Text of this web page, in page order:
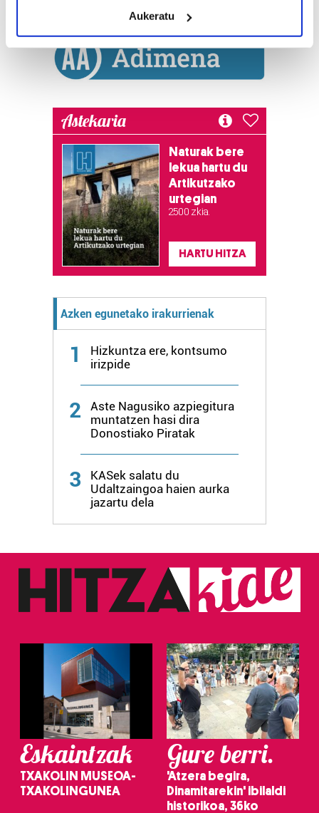
Identify your device by actively scanning it for
specific characteristics (fingerprinting)
Find out more about how your personal data is processed
and set your preferences in the
Guk eta gure bazkideek zure datu pertsonalak
prozesatzen ditugu, zure IP zenbakia, besteak beste,
pertsonalizatuak eskaintzeko, iragarkiak eta edukia
neurtzeko, jendeari buruzko informazioa biltzeko eta
produktuak garatzeko. Zure datuak nork eta zertarako
erabiltzen dituen hauta dezakezu.
Bazkide batzuek ez dizute baimenik eskatzen, eta beren
interes komertzial legitimoetan babesten dira. Ikusi gure
bazkideen zerrenda, beren ustez zein helburutarako
duten interes legitimoa eta horren aurka nola egin
dezakezun ikusteko.
Lortu zure datu pertsonalak prozesatzeko moduari
buruzko informazio gehiago eta ezarri zure lehentasunak
Webgune honek cookie propioak eta hirugarrenen cookie-
baliatzen gara. Ohar hau onartuz gero, teknologia hori
erabiltzeko baimen esplizitua ematen diguzu.
Aukeratu
Astekaria
Naturak bere
lekua hartu du
Artikutzako
urtegian
2.500 zkia.
HARTU HITZA
Azken egunetako irakurrienak
1
Hizkuntza ere, kontsumo
irizpide
2
Aste Nagusiko azpiegitura
muntatzen hasi dira
Donostiako Piratak
3
KASek salatu du
Udaltzaingoa haien aurka
jazartu dela
Eskaintzak
TXAKOLIN MUSEOA-
TXAKOLINGUNEA
Gure berri.
'Atzera begira,
Dinamitarekin' ibilaldi
historikoa, 36ko